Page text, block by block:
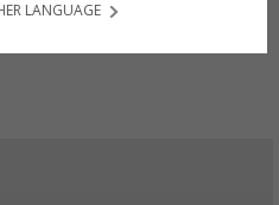
LANGUAGE